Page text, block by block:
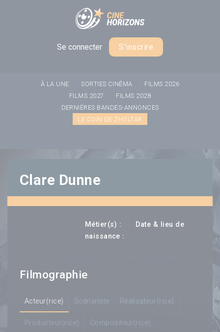
Se connecter S'inscrire
À LA UNE SORTIES CINÉMA
FILMS 2026
FILMS 2027
FILMS 2028
DERNIÈRES BANDES-ANNONCES
LE COIN DE ZHOLTAR
Clare Dunne
Métier(s) :
Date & lieu de
naissance :
Filmographie
Acteur(rice) Scénariste Réalisateur(rice)
Producteur(rice) Compositeur(rice)
Panneau de gestion des cookies